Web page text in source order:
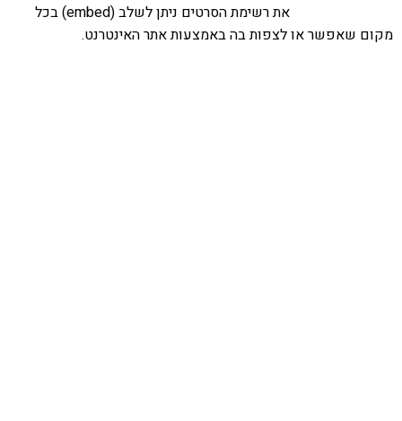
את רשימת הסרטים ניתן לשלב (embed) בכל
מקום שאפשר או לצפות בה באמצעות אתר האינטרנט.